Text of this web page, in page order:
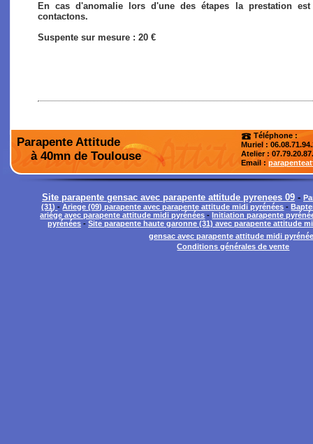
En cas d'anomalie lors d'une des étapes la prestation
contactons.
Suspente sur mesure : 20 €
Parapente Attitude
à 40mn de Toulouse
Téléphone :
Muriel :
Atelier:
Email :
Site parapente gensac avec parapente attitude pyrenees 09 -
(31)-Ariege (09) parapente avec parapente attitude midi pyrénées -
ariége avec parapente attitude midi pyrénées -Initiation parapente
pyrénées - Site parapente haute garonne (31) avec parapente attitude
gensac avec parapente attitude midi
Conditions générales de vente